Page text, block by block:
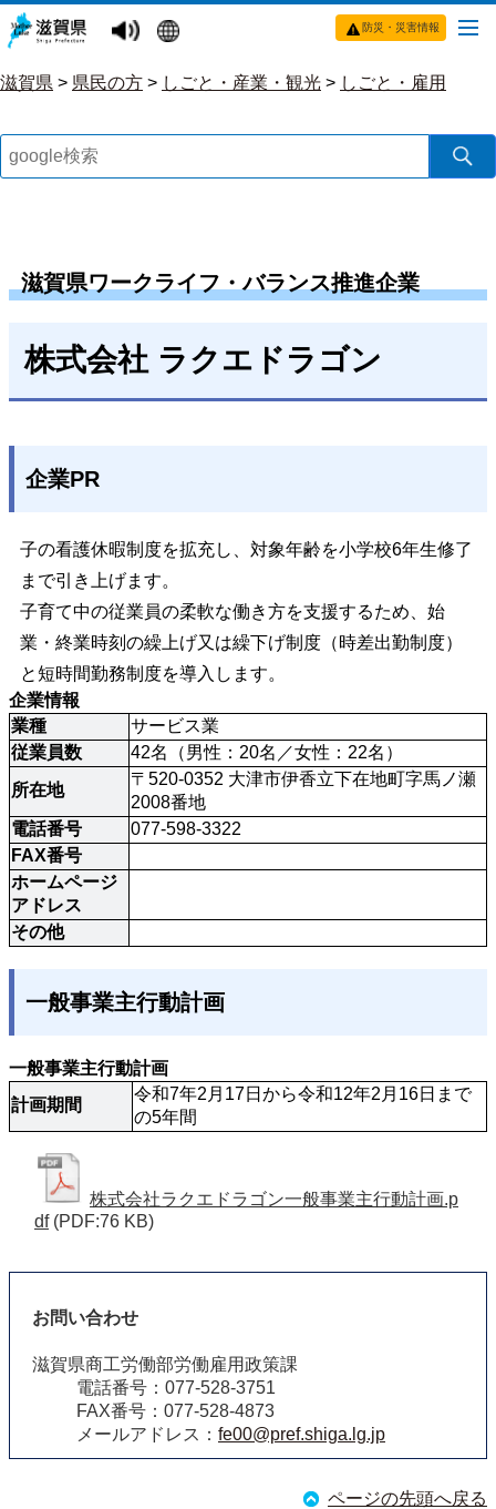
防災・災害情報
滋賀県 > 県民の方 > しごと・産業・観光 > しごと・雇用
滋賀県ワークライフ・バランス推進企業
株式会社 ラクエドラゴン
企業PR
子の看護休暇制度を拡充し、対象年齢を小学校6年生修了
まで引き上げます。
子育て中の従業員の柔軟な働き方を支援するため、始
業・終業時刻の繰上げ又は繰下げ制度（時差出勤制度）
と短時間勤務制度を導入します。
企業情報
業種
サービス業
従業員数
42名（男性：20名／女性：22名）
所在地
〒520-0352 大津市伊香立下在地町字馬ノ瀬
2008番地
電話番号
077-598-3322
FAX番号
ホームページ
アドレス
その他
一般事業主行動計画
一般事業主行動計画
計画期間
令和7年2月17日から令和12年2月16日まで
の5年間
株式会社ラクエドラゴン一般事業主行動計画.p
df (PDF:76 KB)
お問い合わせ
滋賀県商工労働部労働雇用政策課
電話番号：077-528-3751
FAX番号：077-528-4873
メールアドレス： fe00@pref.shiga.lg.jp
ページの先頭へ戻る